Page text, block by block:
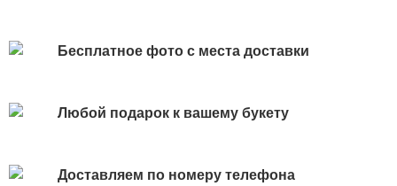
Бесплатное фото с места доставки
Любой подарок к вашему букету
Доставляем по номеру телефона